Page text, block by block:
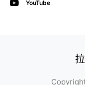
YouTube